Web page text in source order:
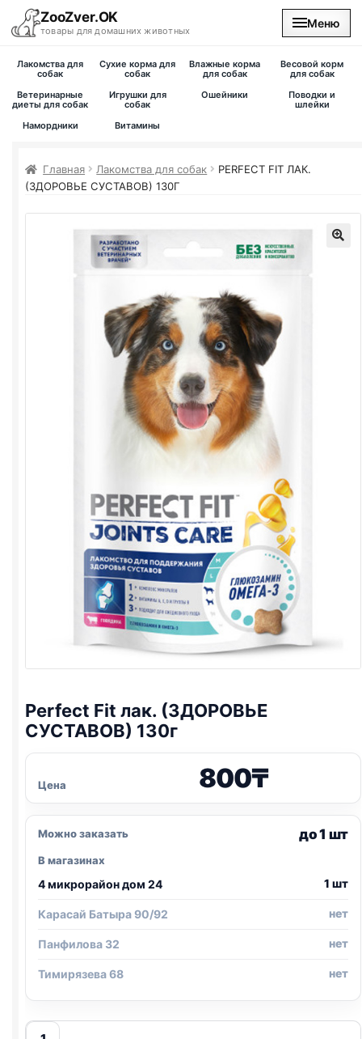
ZooZver.OK
товары для домашних животных
Меню
На главную
Лакомства для
собак
Сухие корма для
собак
Влажные корма
для собак
Весовой корм
для собак
Ветеринарные
диеты для собак
Игрушки для
собак
Ошейники
Поводки и
шлейки
Намордники
Витамины
Главная Лакомства для собак
PERFECT FIT ЛАК.
(ЗДОРОВЬЕ СУСТАВОВ) 130Г
Perfect Fit лак. (ЗДОРОВЬЕ
СУСТАВОВ) 130г
Цена 800₸
Можно заказать до 1 шт
В магазинах
4 микрорайон дом 24 1 шт
Карасай Батыра 90/92 нет
Панфилова 32 нет
Тимирязева 68 нет
Количество